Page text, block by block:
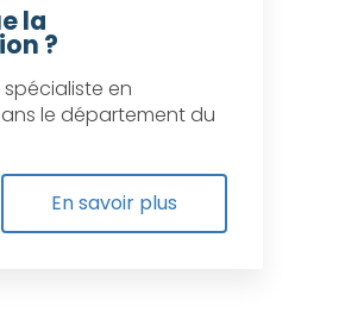
la
?
spécialiste en
le département du
En savoir plus